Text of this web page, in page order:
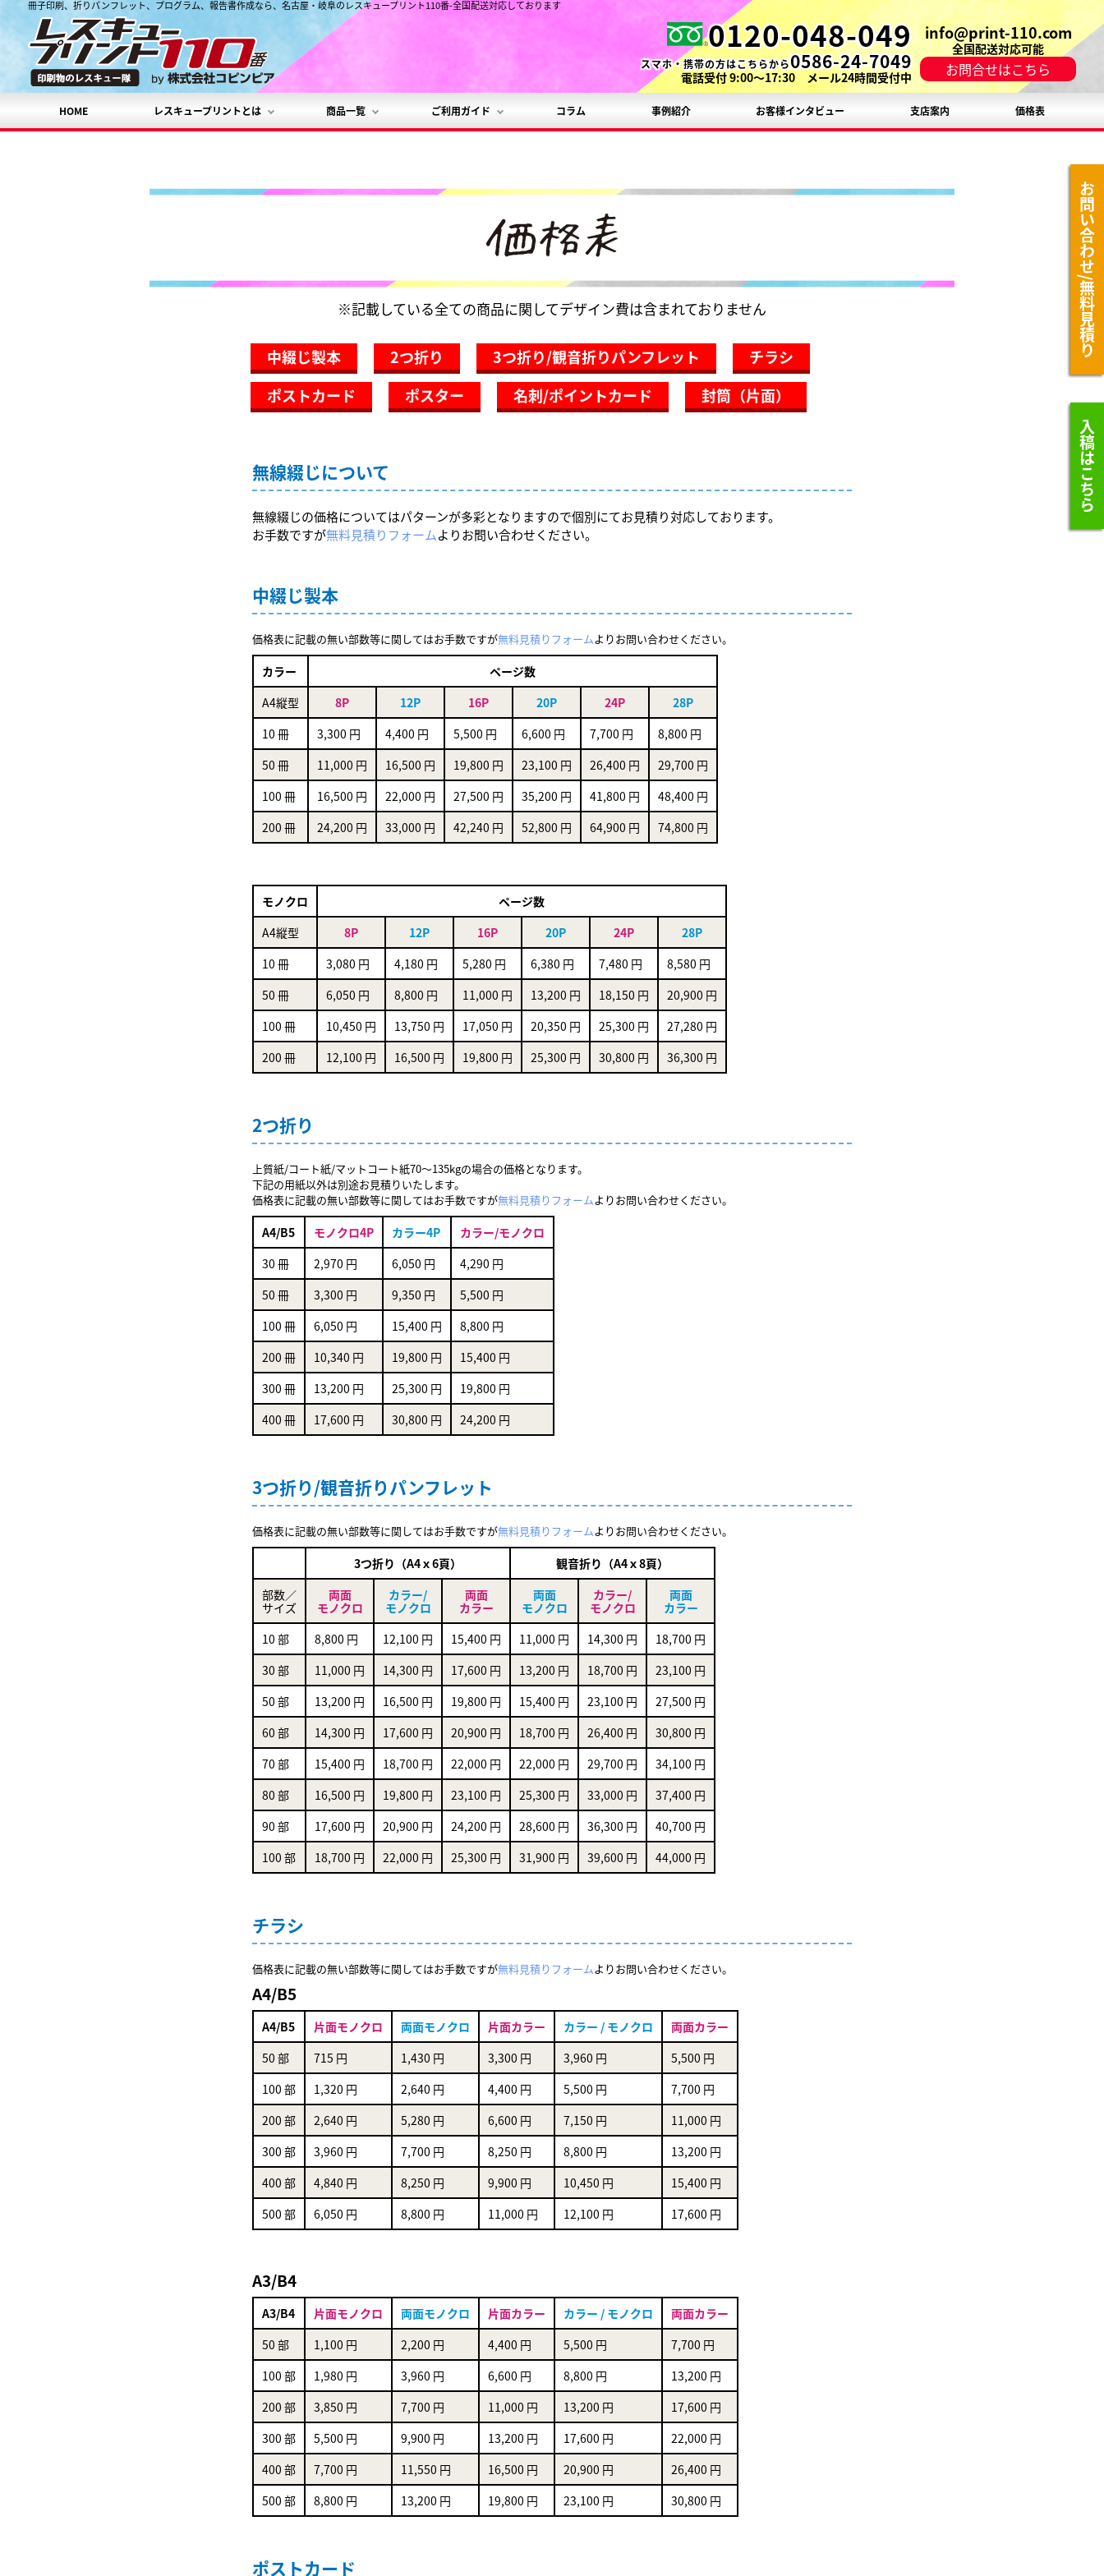
冊子印刷、折りパンフレット、プログラム、報告書作成なら、名古屋・岐阜のレスキュープリント110番-全国配送対応しております
0120-048-049
スマホ・携帯の方はこちらから0586-24-7049
電話受付 9:00〜17:30 メール24時間受付中
info@print-110.com
全国配送対応可能
お問合せはこちら
HOME レスキュープリントとは 商品一覧 ご利用ガイド コラム 事例紹介 お客様インタビュー 支店案内 価格表
※記載している全ての商品に関してデザイン費は含まれておりません
中綴じ製本 2つ折り 3つ折り/観音折りパンフレット
チラシ
ポストカード
ポスター 名刺/ポイントカード 封筒（片面）
無線綴じについて
無線綴じの価格についてはパターンが多彩となりますので個別にてお見積り対応しております。
お手数ですが無料見積りフォームよりお問い合わせください。
中綴じ製本
価格表に記載の無い部数等に関してはお手数ですが無料見積りフォームよりお問い合わせください。
カラー
ページ数
A4縦型
8P 12P 16P 20P 24P
28P
10 冊
3,300 円 4,400 円 5,500 円 6,600 円 7,700 円
8,800 円
50 冊
11,000 円 16,500 円 19,800 円 23,100 円 26,400 円
29,700 円
100 冊
16,500 円 22,000 円 27,500 円 35,200 円 41,800 円
48,400 円
200 冊
24,200 円 33,000 円 42,240 円 52,800 円 64,900 円 74,800 円
モノクロ
ページ数
A4縦型
8P 12P 16P 20P 24P
28P
10 冊
3,080 円 4,180 円 5,280 円 6,380 円 7,480 円
8,580 円
50 冊
6,050 円 8,800 円 11,000 円 13,200 円 18,150 円
20,900 円
100 冊
10,450 円 13,750 円 17,050 円 20,350 円 25,300 円
27,280 円
200 冊
12,100 円 16,500 円 19,800 円 25,300 円 30,800 円 36,300 円
2つ折り
上質紙/コート紙/マットコート紙70～135kgの場合の価格となります。
下記の用紙以外は別途お見積りいたします。
価格表に記載の無い部数等に関してはお手数ですが無料見積りフォームよりお問い合わせください。
A4/B5 モノクロ4P カラー4P
カラー/モノクロ
30 冊
2,970 円 6,050 円
4,290 円
50 冊
3,300 円 9,350 円
5,500 円
100 冊
6,050 円 15,400 円
8,800 円
200 冊
10,340 円 19,800 円
15,400 円
300 冊
13,200 円 25,300 円
19,800 円
400 冊
17,600 円 30,800 円 24,200 円
3つ折り/観音折りパンフレット
価格表に記載の無い部数等に関してはお手数ですが無料見積りフォームよりお問い合わせください。
3つ折り（A4ｘ6頁）
観音折り（A4ｘ8頁）
部数／
サイズ
両面
モノクロ
カラー/
モノクロ
両面
カラー
両面
モノクロ
カラー/
モノクロ
両面
カラー
10 部
8,800 円 12,100 円 15,400 円 11,000 円 14,300 円
18,700 円
30 部
11,000 円 14,300 円 17,600 円 13,200 円 18,700 円
23,100 円
50 部
13,200 円 16,500 円 19,800 円 15,400 円 23,100 円
27,500 円
60 部
14,300 円 17,600 円 20,900 円 18,700 円 26,400 円
30,800 円
70 部
15,400 円 18,700 円 22,000 円 22,000 円 29,700 円
34,100 円
80 部
16,500 円 19,800 円 23,100 円 25,300 円 33,000 円
37,400 円
90 部
17,600 円 20,900 円 24,200 円 28,600 円 36,300 円
40,700 円
100 部
18,700 円 22,000 円 25,300 円 31,900 円 39,600 円 44,000 円
チラシ
価格表に記載の無い部数等に関してはお手数ですが無料見積りフォームよりお問い合わせください。
A4/B5
A4/B5 片面モノクロ 両面モノクロ 片面カラー カラー / モノクロ
両面カラー
50 部
715 円 1,430 円 3,300 円 3,960 円
5,500 円
100 部
1,320 円 2,640 円 4,400 円 5,500 円
7,700 円
200 部
2,640 円 5,280 円 6,600 円 7,150 円
11,000 円
300 部
3,960 円 7,700 円 8,250 円 8,800 円
13,200 円
400 部
4,840 円 8,250 円 9,900 円 10,450 円
15,400 円
500 部
6,050 円 8,800 円 11,000 円 12,100 円 17,600 円
A3/B4
A3/B4 片面モノクロ 両面モノクロ 片面カラー カラー / モノクロ
両面カラー
50 部
1,100 円 2,200 円 4,400 円 5,500 円
7,700 円
100 部
1,980 円 3,960 円 6,600 円 8,800 円
13,200 円
200 部
3,850 円 7,700 円 11,000 円 13,200 円
17,600 円
300 部
5,500 円 9,900 円 13,200 円 17,600 円
22,000 円
400 部
7,700 円 11,550 円 16,500 円 20,900 円
26,400 円
500 部
8,800 円 13,200 円 19,800 円 23,100 円 30,800 円
ポストカード
お問い合わせ/無料見積り
入稿はこちら